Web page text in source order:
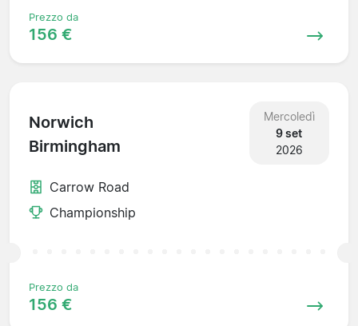
Prezzo da
156 €
Norwich
Birmingham
Mercoledì
9 set
2026
Carrow Road
Championship
Prezzo da
156 €